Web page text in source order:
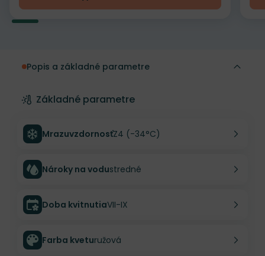
Popis a základné parametre
Základné parametre
MrazuvzdornosťZ4 (-34°C)
Nároky na vodustredné
Doba kvitnutiaVII-IX
Farba kveturužová